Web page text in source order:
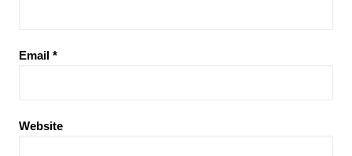
Email *
Website